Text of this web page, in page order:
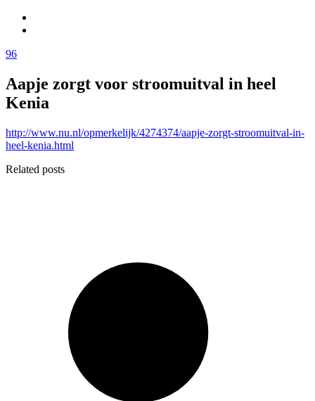
96
Aapje zorgt voor stroomuitval in heel
Kenia
http://www.nu.nl/opmerkelijk/4274374/aapje-zorgt-stroomuitval-in-
heel-kenia.html
Related posts